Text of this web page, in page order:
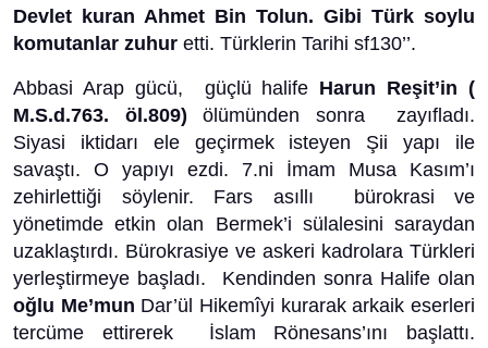
Devlet kuran Ahmet Bin Tolun. Gibi Türk soylu
komutanlar zuhur etti. Türklerin Tarihi sf130’’.
Abbasi Arap gücü, güçlü halife Harun Reşit’in (
M.S.d.763. öl.809) ölümünden sonra zayıfladı.
Siyasi iktidarı ele geçirmek isteyen Şii yapı ile
savaştı. O yapıyı ezdi. 7.ni İmam Musa Kasım’ı
zehirlettiği söylenir. Fars asıllı bürokrasi ve
yönetimde etkin olan Bermek’i sülalesini saraydan
uzaklaştırdı. Bürokrasiye ve askeri kadrolara Türkleri
yerleştirmeye başladı. Kendinden sonra Halife olan
oğlu Me’mun Dar’ül Hikemîyi kurarak arkaik eserleri
tercüme ettirerek İslam Rönesans’ını başlattı.